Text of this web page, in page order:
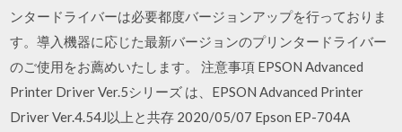
ンタードライバーは必要都度バージョンアップを行っておりま
す。導入機器に応じた最新バージョンのプリンタードライバー
のご使用をお薦めいたします。 注意事項 EPSON Advanced
Printer Driver Ver.5シリーズ は、EPSON Advanced Printer
Driver Ver.4.54J以上と共存 2020/05/07 Epson EP-704A